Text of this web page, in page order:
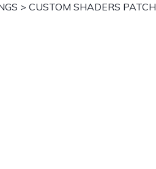
> CUSTOM SHADERS PATCH